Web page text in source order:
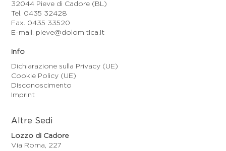
32044 Pieve di Cadore (BL)
Tel. 0435 32428
Fax. 0435 33520
E-mail. pieve@dolomitica.it
Info
Dichiarazione sulla Privacy (UE)
Cookie Policy (UE)
Disconoscimento
Imprint
Altre Sedi
Lozzo di Cadore
Via Roma, 227